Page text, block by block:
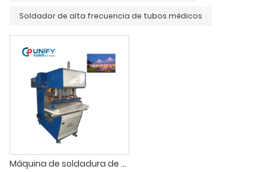
Soldador de alta frecuencia de tubos médicos
Máquina de soldadura de membrana de tela de PVC de alta frecuencia